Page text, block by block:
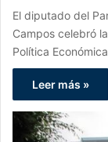
El diputado del
Campos celebró
Política
Leer más »